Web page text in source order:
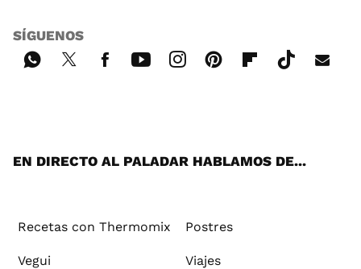
SÍGUENOS
EN DIRECTO AL PALADAR HABLAMOS DE...
Recetas con Thermomix Postres
Vegui Viajes